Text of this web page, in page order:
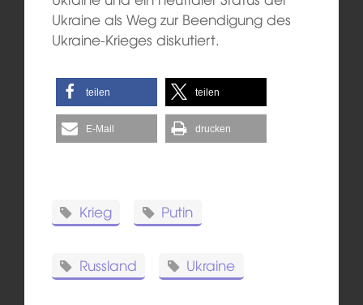
Ukraine als Weg zur Beendigung des
Ukraine-Krieges diskutiert.
teilen teilen
E-Mail drucken
Krieg Putin
Russland Ukraine